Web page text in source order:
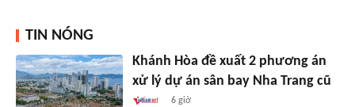
TIN NÓNG
Khánh Hòa đề xuất 2 phương án
xử lý dự án sân bay Nha Trang cũ
6 giờ